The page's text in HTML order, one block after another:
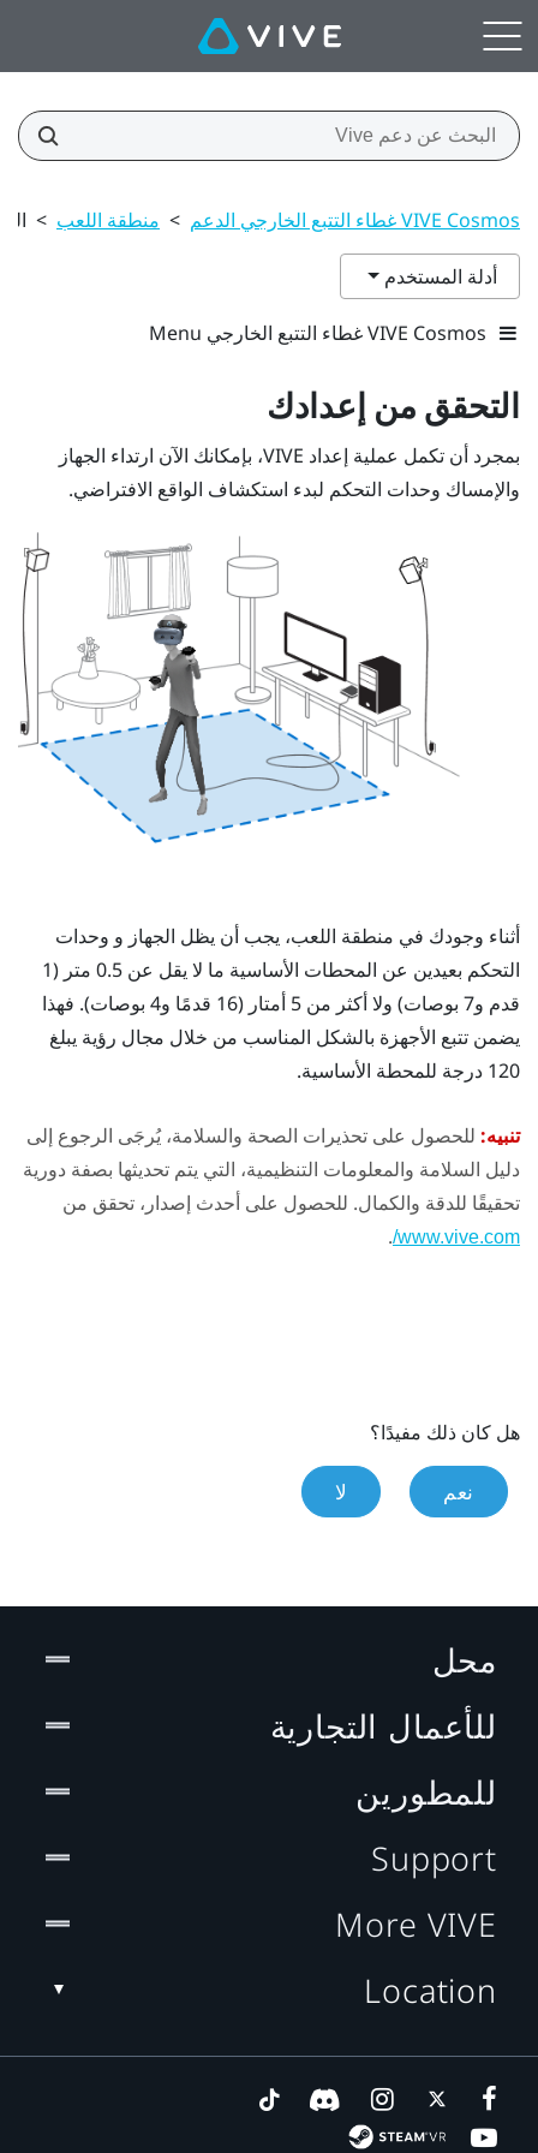
VIVE Cosmos غطاء التتبع الخارجي الدعم > منطقة اللعب >
أدلة المستخدم
VIVE Cosmos غطاء التتبع الخارجي Menu
التحقق من إعدادك
بمجرد أن تكمل عملية إعداد VIVE، بإمكانك الآن ارتداء الجهاز
والإمساك وحدات التحكم لبدء استكشاف الواقع الافتراضي.
أثناء وجودك في منطقة اللعب، يجب أن يظل الجهاز و وحدات
التحكم
بعيدين عن المحطات الأساسية ما لا يقل عن 0.5 متر (1
قدم و7 بوصات) ولا أكثر من 5 أمتار (16 قدمًا و4 بوصات). فهذا
يضمن تتبع الأجهزة بالشكل المناسب من خلال مجال رؤية يبلغ
120 درجة للمحطة الأساسية.
تنبيه: للحصول على تحذيرات الصحة والسلامة، يُرجَى الرجوع إلى
دليل السلامة والمعلومات التنظيمية، التي يتم تحديثها بصفة دورية
تحقيقًا للدقة والكمال. للحصول على أحدث إصدار، تحقق من
www.vive.com/
.
هل كان ذلك مفيدًا؟
نعم لا
محل
للأعمال التجارية
للمطورين
Support
More VIVE
Location